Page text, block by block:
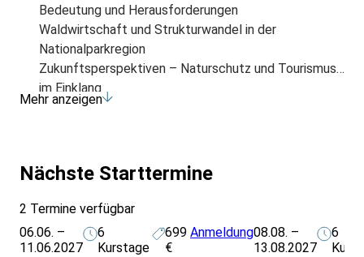
Bedeutung und Herausforderungen
Waldwirtschaft und Strukturwandel in der
Nationalparkregion
Zukunftsperspektiven – Naturschutz und Tourismus
im Einklang
Mehr anzeigen
Nächste Starttermine
2 Termine verfügbar
06.06. –
11.06.2027
6
Kurstage
699
€
Anmeldung08.08. –
13.08.2027
6